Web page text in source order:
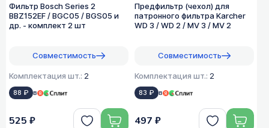
Фильтр Bosch Series 2
BBZ152EF / BGC05 / BGS05 и
др. - комплект 2 шт
Совместимость
Комплектация шт.: 2
88 ₽ в
525 ₽
Предфильтр (чехол) для
патронного фильтра Karcher
WD 3 / WD 2 / MV 3 / MV 2
Совместимость
Комплектация шт.: 2
83 ₽ в
497 ₽